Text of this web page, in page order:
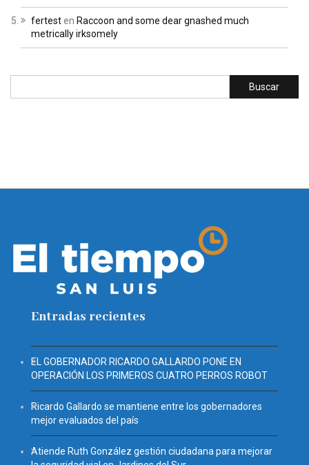
fertesten Raccoon and some dear gnashed much
metrically irksomely
Entradas recientes
EL GOBERNADOR RICARDO GALLARDO PONE EN
OPERACIÓN LOS PRIMEROS CUATRO PERROS ROBOT
Ricardo Gallardo se mantiene entre los gobernadores
mejor evaluados del país
Atiende Ruth González gestión ciudadana para mejorar